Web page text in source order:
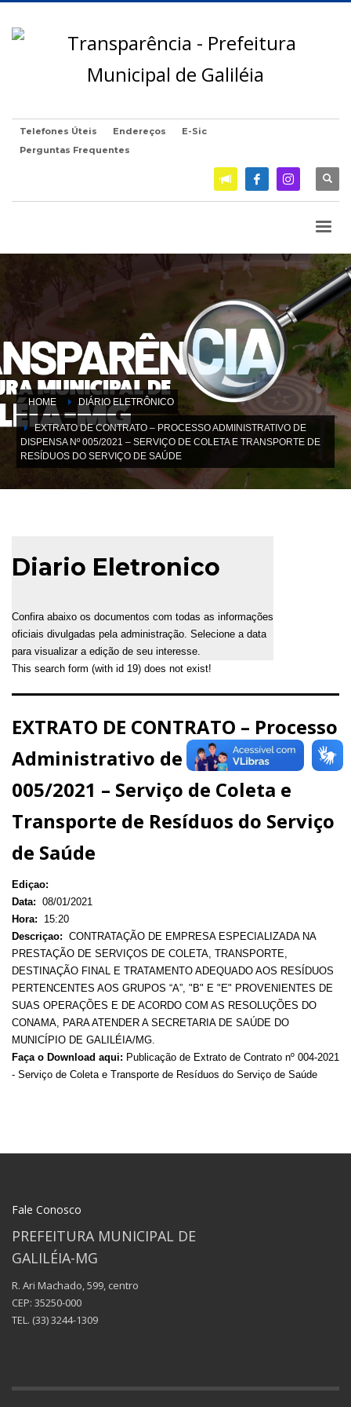
Telefones Úteis Endereços
E-Sic
Perguntas Frequentes
HOME DIÁRIO ELETRÔNICO
EXTRATO DE CONTRATO – PROCESSO ADMINISTRATIVO DE
DISPENSA Nº 005/2021 – SERVIÇO DE COLETA E TRANSPORTE DE
RESÍDUOS DO SERVIÇO DE SAÚDE
Diario Eletronico
Confira abaixo os documentos com todas as informações
oficiais divulgadas pela administração. Selecione a data
para visualizar a edição de seu interesse.
This search form (with id 19) does not exist!
EXTRATO DE CONTRATO – Processo
Administrativo de Dispensa nº
005/2021 – Serviço de Coleta e
Transporte de Resíduos do Serviço
de Saúde
Ediçao:
Data: 08/01/2021
Hora:
15:20
Descriçao: CONTRATAÇÃO DE EMPRESA ESPECIALIZADA NA
PRESTAÇÃO DE SERVIÇOS DE COLETA, TRANSPORTE,
DESTINAÇÃO FINAL E TRATAMENTO ADEQUADO AOS RESÍDUOS
PERTENCENTES AOS GRUPOS “A”, "B" E "E" PROVENIENTES DE
SUAS OPERAÇÕES E DE ACORDO COM AS RESOLUÇÕES DO
CONAMA, PARA ATENDER A SECRETARIA DE SAÚDE DO
MUNICÍPIO DE GALILÉIA/MG.
Faça o Download aqui: Publicação de Extrato de Contrato nº 004-2021
- Serviço de Coleta e Transporte de Resíduos do Serviço de Saúde
Fale Conosco
PREFEITURA MUNICIPAL DE
GALILÉIA-MG
R. Ari Machado, 599, centro
CEP: 35250-000
TEL. (33) 3244-1309